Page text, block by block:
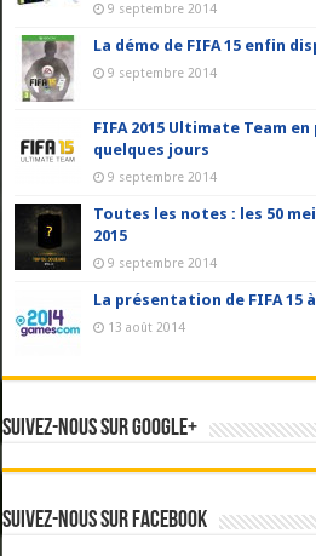
9 septembre 2014
La démo de FIFA 15 enfin
9 septembre 2014
FIFA 2015 Ultimate Team
quelques jours
9 septembre 2014
Toutes les notes : les 50
2015
9 septembre 2014
La présentation de FIFA 15
13 août 2014
Suivez-nous sur Google+
Suivez-nous sur Facebook